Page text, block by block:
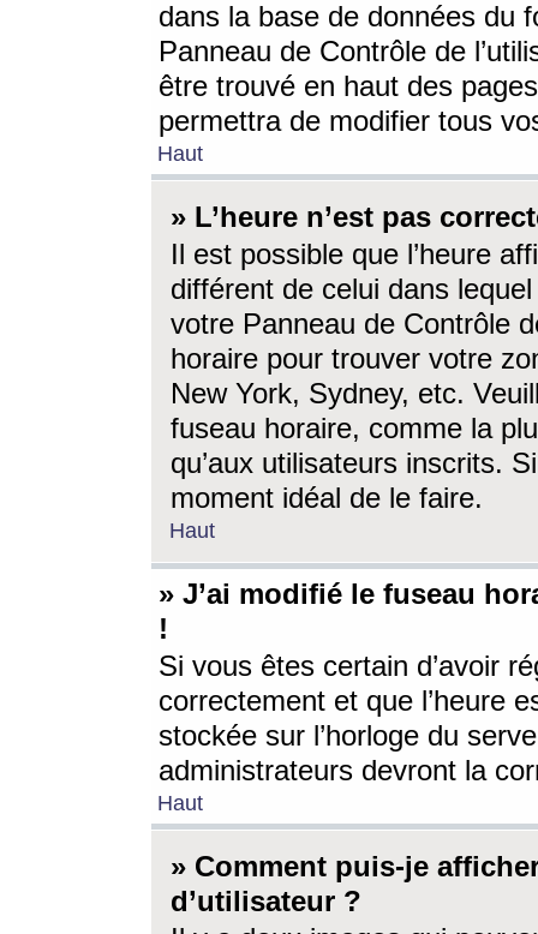
dans la base de données du
Panneau de Contrôle de
être trouvé en haut des
permettra de modifier tous
Haut
» L’heure n’est pas
Il est possible que l’heure
différent de celui dans
votre Panneau de Contrôle
horaire pour trouver votre
New York, Sydney, etc.
fuseau horaire, comme la
qu’aux utilisateurs inscrits.
moment idéal de le faire.
Haut
» J’ai modifié le fuseau
!
Si vous êtes certain d’avoir
correctement et que l’heure
stockée sur l’horloge du
administrateurs devront la
Haut
» Comment puis-je
d’utilisateur ?